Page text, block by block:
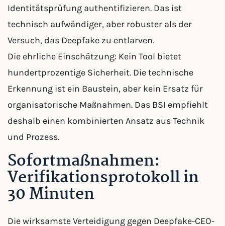
Identitätsprüfung authentifizieren. Das ist
technisch aufwändiger, aber robuster als der
Versuch, das Deepfake zu entlarven.
Die ehrliche Einschätzung: Kein Tool bietet
hundertprozentige Sicherheit. Die technische
Erkennung ist ein Baustein, aber kein Ersatz für
organisatorische Maßnahmen. Das BSI empfiehlt
deshalb einen kombinierten Ansatz aus Technik
und Prozess.
Sofortmaßnahmen:
Verifikationsprotokoll in
30 Minuten
Die wirksamste Verteidigung gegen Deepfake-CEO-